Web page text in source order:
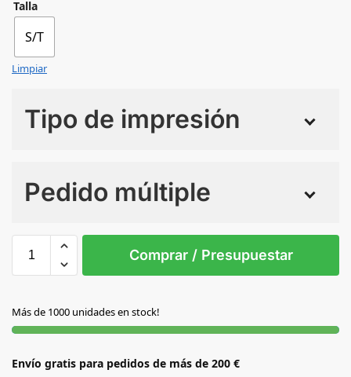
Talla
S/T
Limpiar
Tipo de impresión
Pedido múltiple
SANDIA
Comprar / Presupuestar
Más de 1000 unidades en stock!
Envío gratis para pedidos de más de 200 €